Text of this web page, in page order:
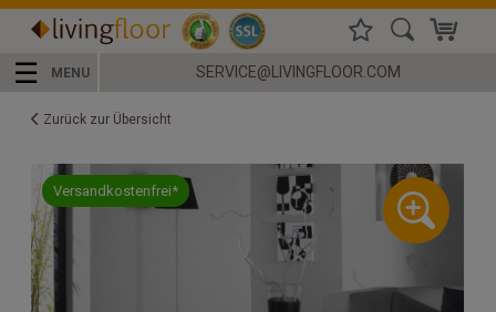
☰ MENU SERVICE@LIVINGFLOOR.COM
Zurück zur Übersicht
Versandkostenfrei*